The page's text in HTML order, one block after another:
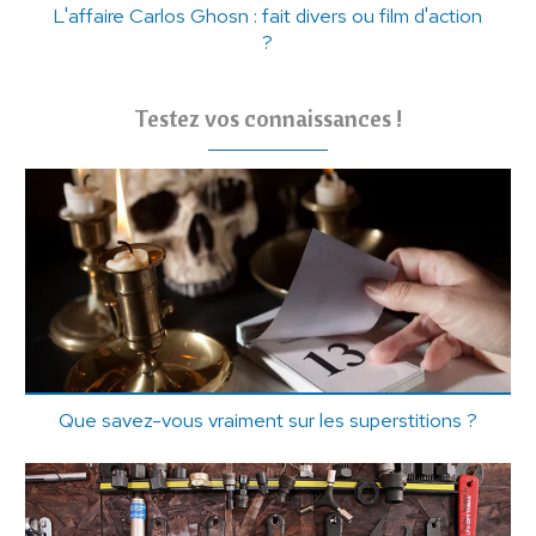
L'affaire Carlos Ghosn : fait divers ou film d'action
?
Testez vos connaissances !
Que savez-vous vraiment sur les superstitions ?